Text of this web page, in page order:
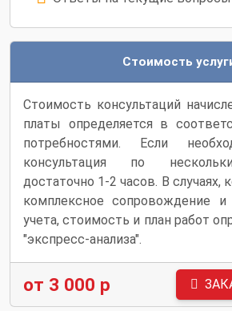
Стоимость
Стоимость консультаций
платы определяется в
потребностями. Если
консультация по
достаточно 1-2 часов. В случаях,
комплексное сопровождение и
учета, стоимость и план работ
"экспресс-анализа".
от 3 000 р